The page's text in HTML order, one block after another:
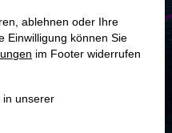
INDIKATOR
unglücklichst agierende Trader
ablehnen oder Ihre
Einwilligung können Sie
im Footer widerrufen
in unserer